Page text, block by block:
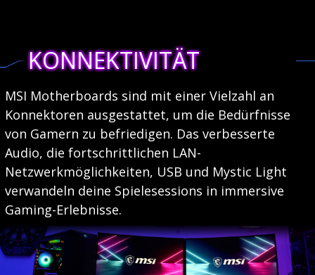
KONNEKTIVITÄT
MSI Motherboards sind mit einer Vielzahl an
Konnektoren ausgestattet, um die Bedürfnisse
von Gamern zu befriedigen. Das verbesserte
Audio, die fortschrittlichen LAN-
Netzwerkmöglichkeiten, USB und Mystic Light
verwandeln deine Spielesessions in immersive
Gaming-Erlebnisse.